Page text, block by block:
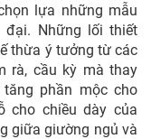
lựa những mẫu
đại. Những lối thiết
thừa ý tưởng từ các
rà, cầu kỳ mà thay
phần mộc cho
cho chiều dày của
giữa giường ngủ và